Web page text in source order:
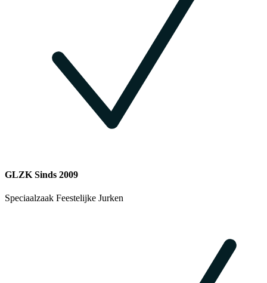
GLZK Sinds 2009
Speciaalzaak Feestelijke Jurken